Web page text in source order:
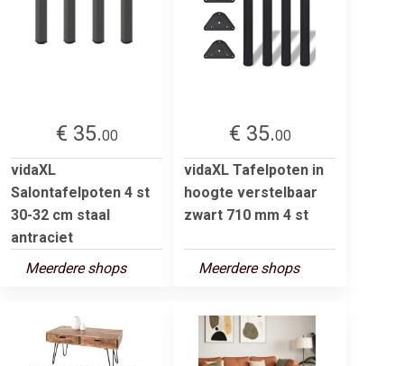
€ 35.00
vidaXL
Salontafelpoten 4 st
30-32 cm staal
antraciet
Meerdere shops
€ 35.00
vidaXL Tafelpoten in
hoogte verstelbaar
zwart 710 mm 4 st
Meerdere shops